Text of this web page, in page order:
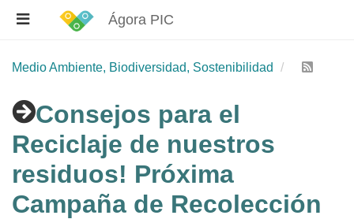
Ágora PIC
Medio Ambiente, Biodiversidad, Sostenibilidad
Consejos para el
Reciclaje de nuestros
residuos! Próxima
Campaña de Recolección